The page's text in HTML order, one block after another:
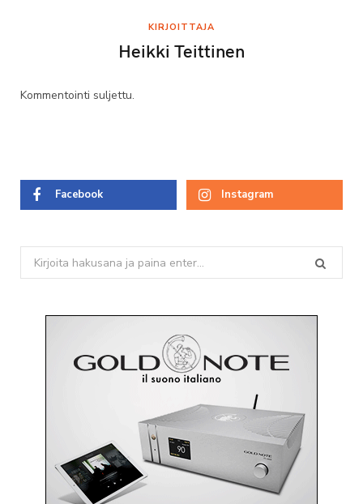
KIRJOITTAJA
Heikki Teittinen
Kommentointi suljettu.
Facebook Instagram
Search
for: